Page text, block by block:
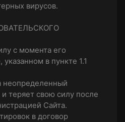
вирусов.
с момента его
в пункте 1.1
неопределенный
теряет свою силу после
Сайта.
в договор